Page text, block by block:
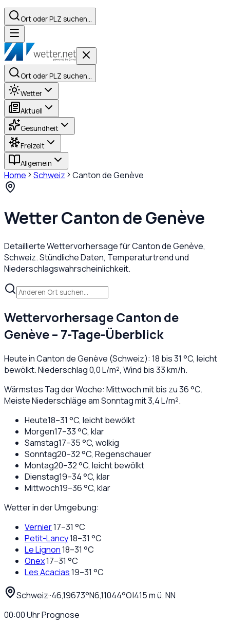
Ort oder PLZ suchen…
Ort oder PLZ suchen…
Wetter
Aktuell
Gesundheit
Freizeit
Allgemein
Home Schweiz Canton de Genève
WetterCanton de Genève
Detaillierte Wettervorhersage fürCanton de Genève,
Schweiz. Stündliche Daten, Temperaturtrend und
Niederschlagswahrscheinlichkeit.
WettervorhersageCanton de
Genève– 7-Tage-Überblick
Heute inCanton de Genève (Schweiz): 18 bis31 °C, leicht
bewölkt. Niederschlag0,0L/m², Wind bis33km/h.
Wärmstes Tag der Woche: Mittwoch mit bis zu 36 °C.
Meiste Niederschläge am Sonntag mit 3,4 L/m².
Heute18–31 °C, leicht bewölkt
Morgen17–33°C, klar
Samstag17–35°C, wolkig
Sonntag20–32°C, Regenschauer
Montag20–32°C, leicht bewölkt
Dienstag19–34°C, klar
Mittwoch19–36°C, klar
Wetter in der Umgebung:
Vernier17–31 °C
Petit-Lancy18–31 °C
Le Lignon18–31 °C
Onex17–31 °C
Les Acacias19–31 °C
Schweiz··46,19673°N6,11044°O|415m ü. NN
00:00UhrPrognose